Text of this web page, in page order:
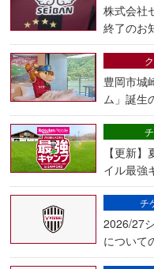
株式会社
終了のお
豊岡市城
ム」誕生
【更新
イル最強
2026/27
について
チ